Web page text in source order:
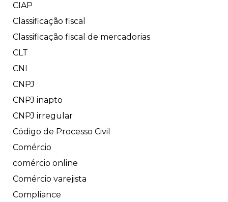
CIAP
Classificação fiscal
Classificação fiscal de mercadorias
CLT
CNI
CNPJ
CNPJ inapto
CNPJ irregular
Código de Processo Civil
Comércio
comércio online
Comércio varejista
Compliance